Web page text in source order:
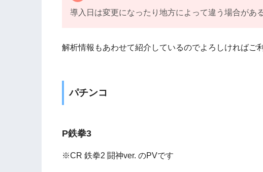
導入日は変更になったり地方によって違う場合があ
解析情報もあわせて紹介しているのでよろしければご
パチンコ
P鉄拳3
※CR 鉄拳2 闘神ver. のPVです